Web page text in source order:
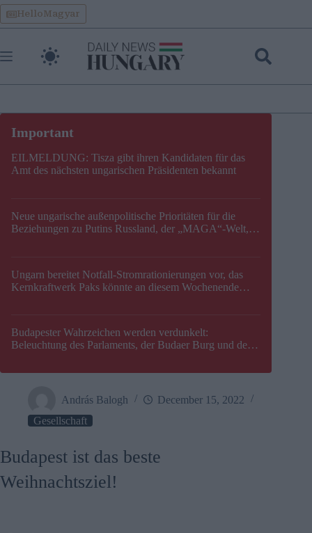
Skip
to
content
HelloMagyar
EILMELDUNG: Tisza gibt ihren Kandidaten für das
Amt des nächsten ungarischen Präsidenten bekannt
Neue ungarische außenpolitische Prioritäten für die
Beziehungen zu Putins Russland, der „MAGA“-Welt,
Ungarn bereitet Notfall-Stromrationierungen vor, das
Kernkraftwerk Paks könnte an diesem Wochenende
Budapester Wahrzeichen werden verdunkelt:
Beleuchtung des Parlaments, der Budaer Burg und der
András Balogh
December 15, 2022
Gesellschaft
Budapest ist das beste
Weihnachtsziel!